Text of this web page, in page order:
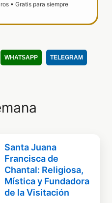
• Gratis para siempre
WHATSAPP TELEGRAM
Santa Juana
Francisca de
Chantal: Religiosa,
Mística y Fundadora
de la Visitación